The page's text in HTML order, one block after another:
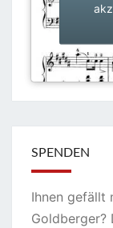
SPENDEN
Ihnen gefällt
Goldberger?